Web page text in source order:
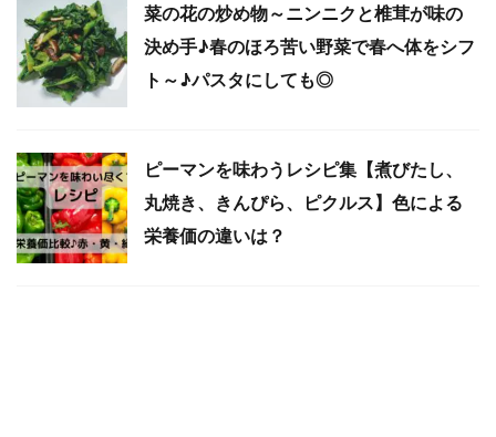
菜の花の炒め物～ニンニクと椎茸が味の
決め手♪春のほろ苦い野菜で春へ体をシフ
ト～♪パスタにしても◎
ピーマンを味わうレシピ集【煮びたし、
丸焼き、きんぴら、ピクルス】色による
栄養価の違いは？